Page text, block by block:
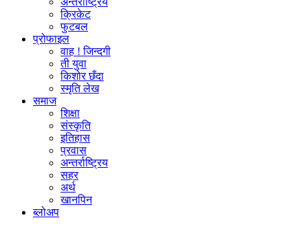
क्रिकेट
फुटबल
प्रोफाइल
वाह ! जिन्दगी
ती युवा
किशोर छँदा
स्मृति लेख
समाज
शिक्षा
संस्कृति
इतिहास
प्रवास
अन्तर्राष्ट्रिय
सहर
अर्थ
खानपिन
ब्लोअप